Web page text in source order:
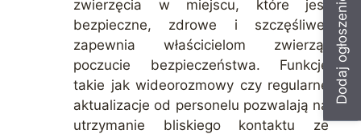
Dodaj ogłoszenie
zwierzęcia w miejscu, które jest
bezpieczne, zdrowe i szczęśliwe,
zapewnia właścicielom zwierząt
poczucie bezpieczeństwa. Funkcje
takie jak wideorozmowy czy regularne
aktualizacje od personelu pozwalają na
utrzymanie bliskiego kontaktu ze